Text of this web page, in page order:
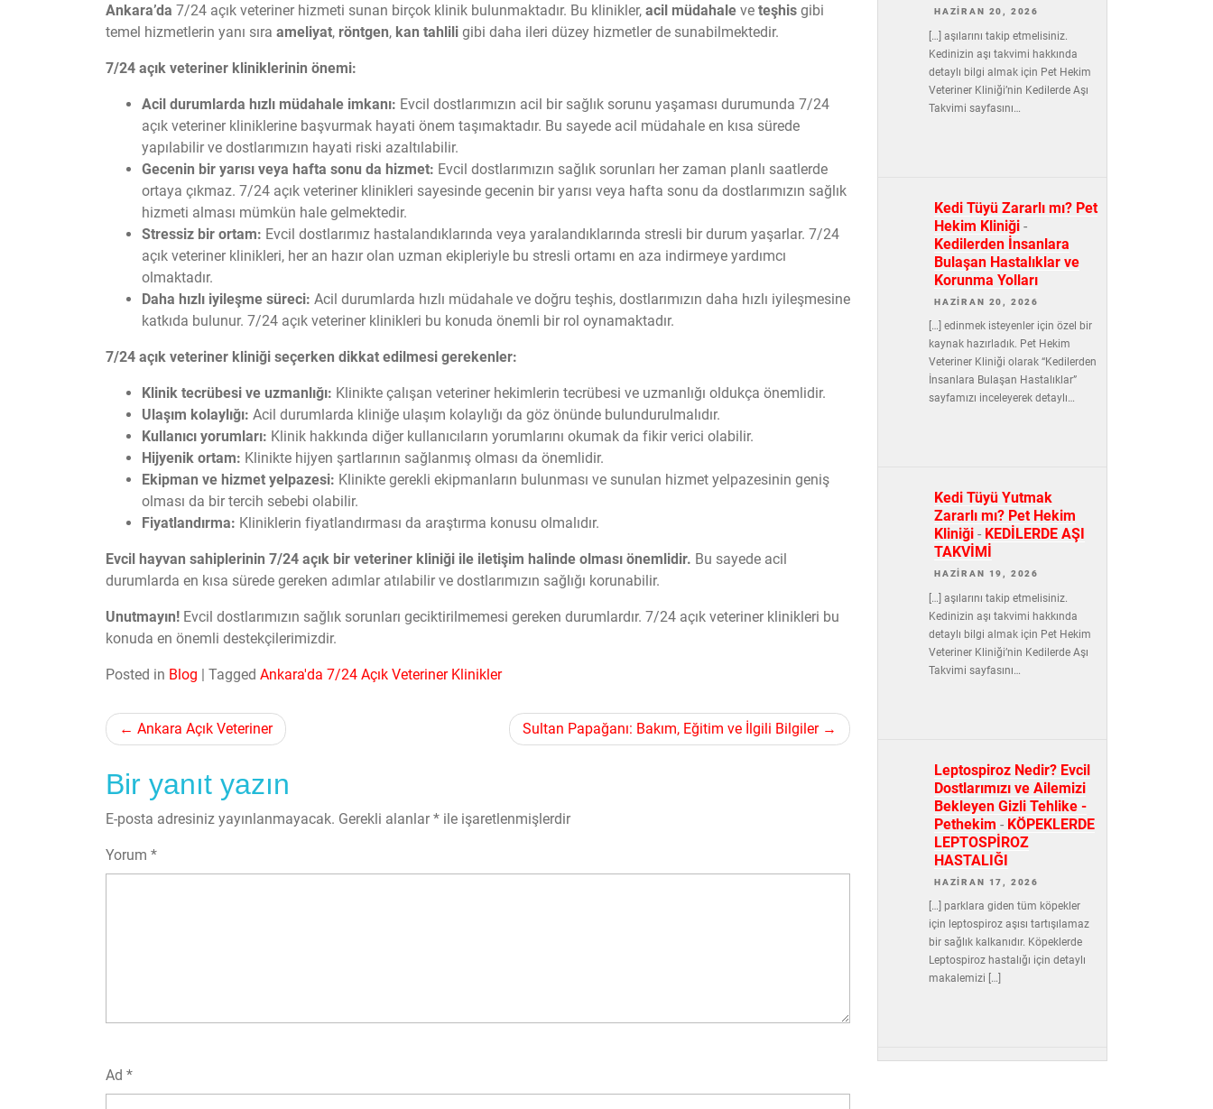
Ankara’da 7/24 açık veteriner hizmeti sunan birçok klinik bulunmaktadır. Bu klinikler, acil müdahale ve teşhis gibi
temel hizmetlerin yanı sıra ameliyat, röntgen, kan tahlili gibi daha ileri düzey hizmetler de sunabilmektedir.
7/24 açık veteriner kliniklerinin önemi:
Acil durumlarda hızlı müdahale imkanı: Evcil dostlarımızın acil bir sağlık sorunu yaşaması durumunda 7/24
açık veteriner kliniklerine başvurmak hayati önem taşımaktadır. Bu sayede acil müdahale en kısa sürede
yapılabilir ve dostlarımızın hayati riski azaltılabilir.
Gecenin bir yarısı veya hafta sonu da hizmet: Evcil dostlarımızın sağlık sorunları her zaman planlı saatlerde
ortaya çıkmaz. 7/24 açık veteriner klinikleri sayesinde gecenin bir yarısı veya hafta sonu da dostlarımızın sağlık
hizmeti alması mümkün hale gelmektedir.
Stressiz bir ortam: Evcil dostlarımız hastalandıklarında veya yaralandıklarında stresli bir durum yaşarlar. 7/24
açık veteriner klinikleri, her an hazır olan uzman ekipleriyle bu stresli ortamı en aza indirmeye yardımcı
olmaktadır.
Daha hızlı iyileşme süreci: Acil durumlarda hızlı müdahale ve doğru teşhis, dostlarımızın daha hızlı iyileşmesine
katkıda bulunur. 7/24 açık veteriner klinikleri bu konuda önemli bir rol oynamaktadır.
7/24 açık veteriner kliniği seçerken dikkat edilmesi gerekenler:
Klinik tecrübesi ve uzmanlığı: Klinikte çalışan veteriner hekimlerin tecrübesi ve uzmanlığı oldukça önemlidir.
Ulaşım kolaylığı: Acil durumlarda kliniğe ulaşım kolaylığı da göz önünde bulundurulmalıdır.
Kullanıcı yorumları: Klinik hakkında diğer kullanıcıların yorumlarını okumak da fikir verici olabilir.
Hijyenik ortam: Klinikte hijyen şartlarının sağlanmış olması da önemlidir.
Ekipman ve hizmet yelpazesi: Klinikte gerekli ekipmanların bulunması ve sunulan hizmet yelpazesinin geniş
olması da bir tercih sebebi olabilir.
Fiyatlandırma: Kliniklerin fiyatlandırması da araştırma konusu olmalıdır.
Evcil hayvan sahiplerinin 7/24 açık bir veteriner kliniği ile iletişim halinde olması önemlidir. Bu sayede acil
durumlarda en kısa sürede gereken adımlar atılabilir ve dostlarımızın sağlığı korunabilir.
Unutmayın! Evcil dostlarımızın sağlık sorunları geciktirilmemesi gereken durumlardır. 7/24 açık veteriner klinikleri bu
konuda en önemli destekçilerimizdir.
Posted in Blog | Tagged Ankara'da 7/24 Açık Veteriner Klinikler
YazıAnkara Açık Veteriner Sultan Papağanı: Bakım, Eğitim ve İlgili Bilgiler
Bir yanıt yazın
E-posta adresiniz yayınlanmayacak. Gerekli alanlar* ile işaretlenmişlerdir
Yorum *
Ad *
HAZIRAN 20, 2026
[…] aşılarını takip etmelisiniz.
Kedinizin aşı takvimi hakkında
detaylı bilgi almak için Pet Hekim
Veteriner Kliniği’nin Kedilerde Aşı
Takvimi sayfasını…
Kedi Tüyü Zararlı mı? Pet
Hekim Kliniği -
Kedilerden İnsanlara
Bulaşan Hastalıklar ve
Korunma Yolları
HAZIRAN 20, 2026
[…] edinmek isteyenler için özel bir
kaynak hazırladık. Pet Hekim
Veteriner Kliniği olarak “Kedilerden
İnsanlara Bulaşan Hastalıklar”
sayfamızı inceleyerek detaylı…
Kedi Tüyü Yutmak
Zararlı mı? Pet Hekim
Kliniği - KEDİLERDE AŞI
TAKVİMİ
HAZIRAN 19, 2026
[…] aşılarını takip etmelisiniz.
Kedinizin aşı takvimi hakkında
detaylı bilgi almak için Pet Hekim
Veteriner Kliniği’nin Kedilerde Aşı
Takvimi sayfasını…
Leptospiroz Nedir? Evcil
Dostlarımızı ve Ailemizi
Bekleyen Gizli Tehlike -
Pethekim - KÖPEKLERDE
LEPTOSPİROZ
HASTALIĞI
HAZIRAN 17, 2026
[…] parklara giden tüm köpekler
için leptospiroz aşısı tartışılamaz
bir sağlık kalkanıdır. Köpeklerde
Leptospiroz hastalığı için detaylı
makalemizi […]